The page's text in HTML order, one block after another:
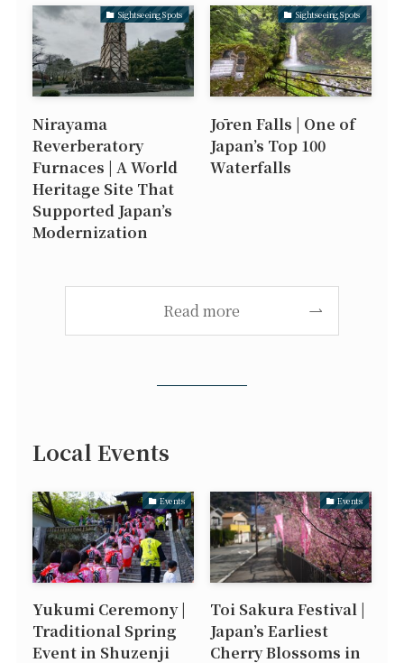
Sightseeing Spots
Nirayama
Reverberatory
Furnaces | A World
Heritage Site That
Supported Japan’s
Modernization
Sightseeing Spots
Jōren Falls | One of
Japan’s Top 100
Waterfalls
Read more
Local Events
Events
Yukumi Ceremony |
Traditional Spring
Event in Shuzenji
Events
Toi Sakura Festival |
Japan’s Earliest
Cherry Blossoms in